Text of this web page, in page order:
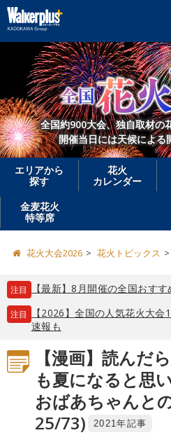
全国約900大会、独自取材の
開催当日には天候による
エリアから
探す
花火
カレンダー
金麦花火
特等席
花火大会2026 花火トピックス
注目 【最新】8月開催の全国おす
注目
【2026】全国の人気花火大
速報も
【漫画】読んだ
も夏になると思
おばあちゃんと
25/73)
2021年記事